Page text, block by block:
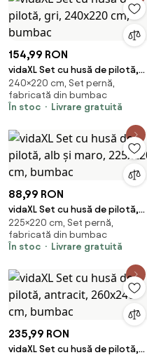
154,99 RON
vidaXL Set cu husă de pilotă,
gri, 240x220 cm, bumbac
240×220 cm, Set pernă,
fabricată din bumbac
În stoc
Livrare gratuită
88,99 RON
vidaXL Set cu husă de pilotă,
alb și maro, 225x220 cm,
bumbac
225×220 cm, Set pernă,
fabricată din bumbac
În stoc
Livrare gratuită
235,99 RON
vidaXL Set cu husă de pilotă,